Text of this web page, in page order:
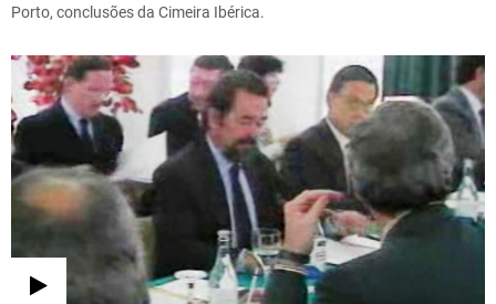
Porto, conclusões da Cimeira Ibérica.